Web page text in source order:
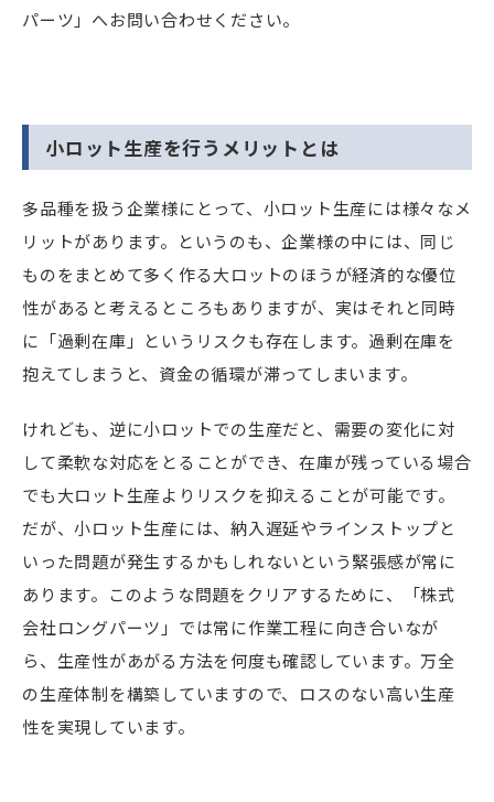
パーツ」へお問い合わせください。
小ロット生産を行うメリットとは
多品種を扱う企業様にとって、小ロット生産には様々なメ
リットがあります。というのも、企業様の中には、同じ
ものをまとめて多く作る大ロットのほうが経済的な優位
性があると考えるところもありますが、実はそれと同時
に「過剰在庫」というリスクも存在します。過剰在庫を
抱えてしまうと、資金の循環が滞ってしまいます。
けれども、逆に小ロットでの生産だと、需要の変化に対
して柔軟な対応をとることができ、在庫が残っている場合
でも大ロット生産よりリスクを抑えることが可能です。
だが、小ロット生産には、納入遅延やラインストップと
いった問題が発生するかもしれないという緊張感が常に
あります。このような問題をクリアするために、「株式
会社ロングパーツ」では常に作業工程に向き合いなが
ら、生産性があがる方法を何度も確認しています。万全
の生産体制を構築していますので、ロスのない高い生産
性を実現しています。